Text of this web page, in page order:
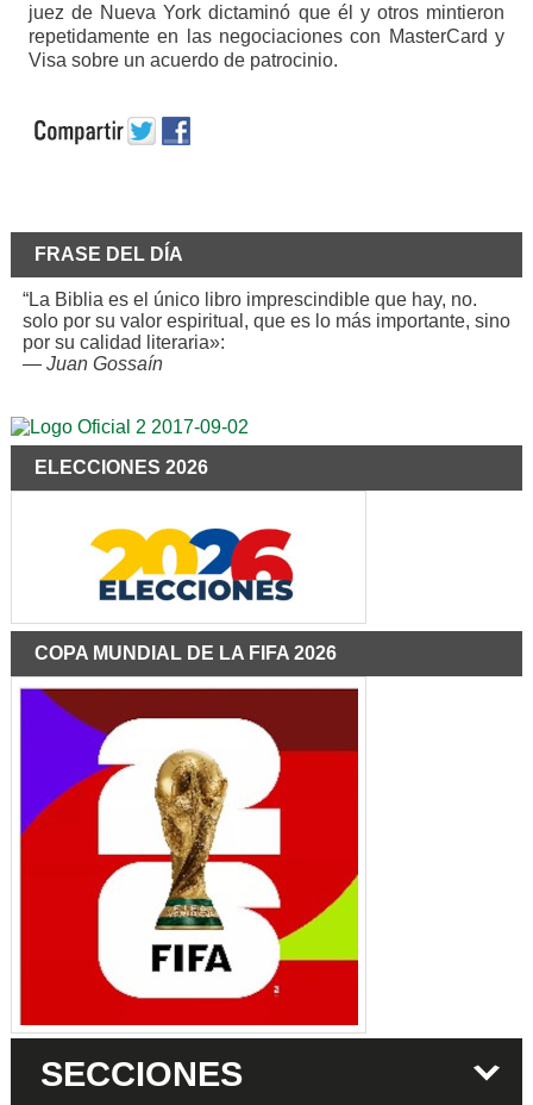
juez de Nueva York dictaminó que él y otros mintieron
repetidamente en las negociaciones con MasterCard y
Visa sobre un acuerdo de patrocinio.
FRASE DEL DÍA
“La Biblia es el único libro imprescindible que hay, no.
solo por su valor espiritual, que es lo más importante, sino
por su calidad literaria»:
— Juan Gossaín
ELECCIONES 2026
COPA MUNDIAL DE LA FIFA 2026
SECCIONES